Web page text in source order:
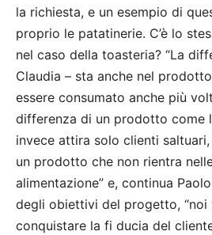
la richiesta, e un esempio di
proprio le patatinerie. C’è lo
nel caso della toasteria? “La
Claudia – sta anche nel
essere consumato anche più
differenza di un prodotto come
invece attira solo clienti
un prodotto che non rientra
alimentazione” e, continua
degli obiettivi del progetto, “noi
conquistare la fi ducia del